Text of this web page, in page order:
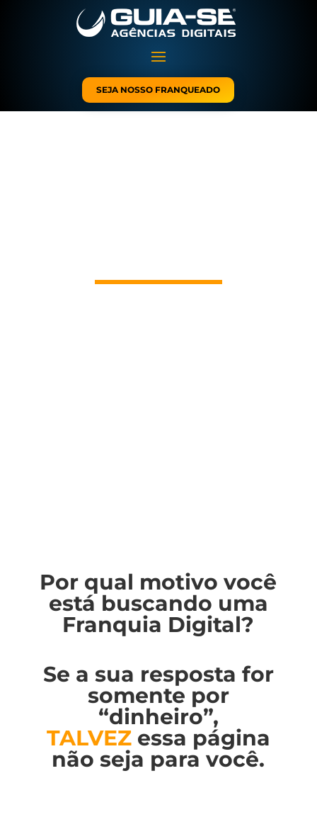
SEJA NOSSO FRANQUEADO
Por qual motivo você
está buscando uma
Franquia Digital?
Se a sua resposta for
somente por
“dinheiro”,
TALVEZessa página
não seja para você.